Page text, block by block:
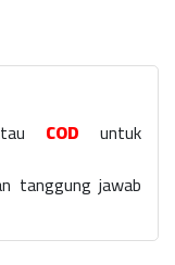
COD untuk
tanggung jawab